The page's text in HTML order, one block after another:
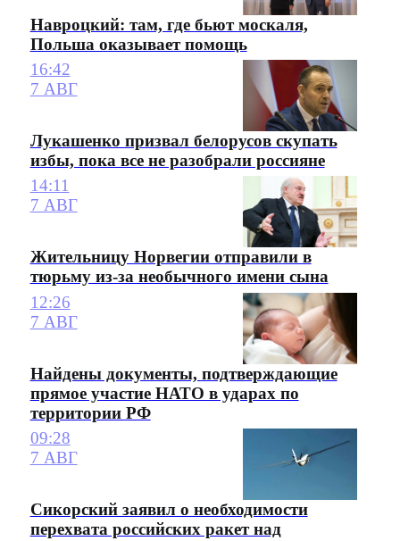
Навроцкий: там, где бьют москаля,
Польша оказывает помощь
16:42
7 АВГ
Лукашенко призвал белорусов скупать
избы, пока все не разобрали россияне
14:11
7 АВГ
Жительницу Норвегии отправили в
тюрьму из-за необычного имени сына
12:26
7 АВГ
Найдены документы, подтверждающие
прямое участие НАТО в ударах по
территории РФ
09:28
7 АВГ
Сикорский заявил о необходимости
перехвата российских ракет над